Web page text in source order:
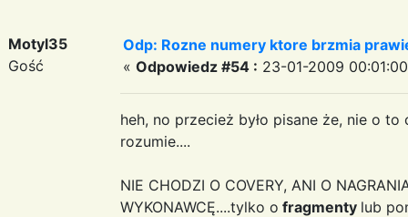
Motyl35
Gość
Odp: Rozne numery ktore brzmia
« Odpowiedz #54 : 23-01-2009
heh, no przecież było pisane że, nie o
rozumie....
NIE CHODZI O COVERY, ANI O
WYKONAWCĘ....tylko o fragmenty lub